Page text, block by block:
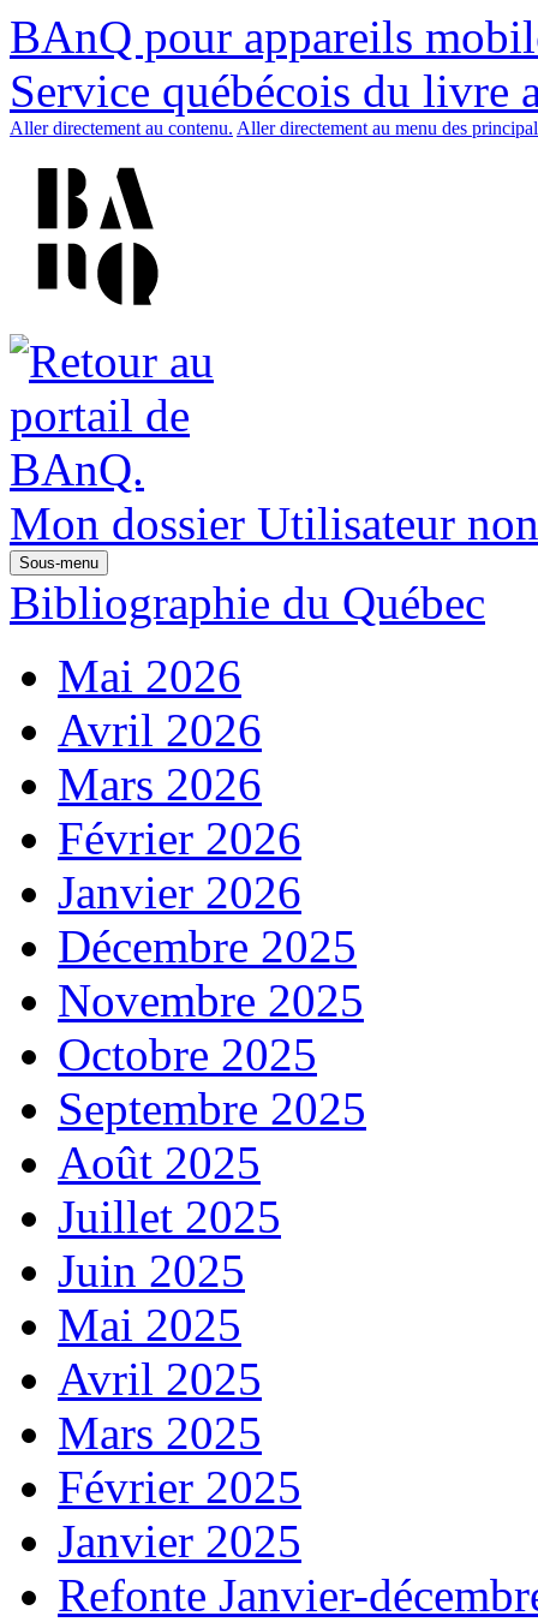
BAnQ pour appareils
Service québécois du livre
Aller directement au contenu. Aller directement au menu des
Mon dossier Utilisateur
Sous-menu
Bibliographie du Québec
Mai 2026
Avril 2026
Mars 2026
Février 2026
Janvier 2026
Décembre 2025
Novembre 2025
Octobre 2025
Septembre 2025
Août 2025
Juillet 2025
Juin 2025
Mai 2025
Avril 2025
Mars 2025
Février 2025
Janvier 2025
Refonte Janvier-